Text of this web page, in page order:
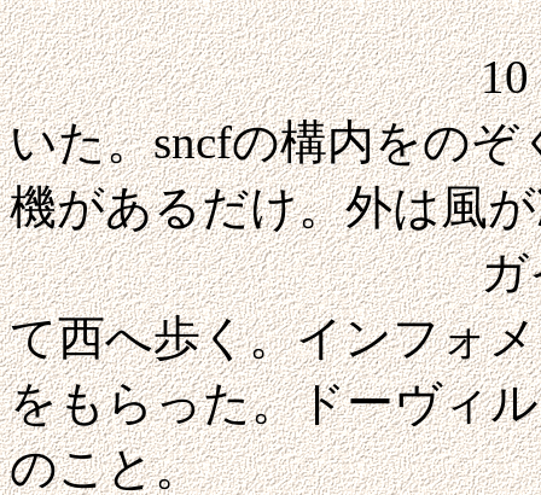
10：51ドーヴ
いた。sncfの構内をの
機があるだけ。外は風
ガイドブック
て西へ歩く。インフォ
をもらった。ドーヴィ
のこと。